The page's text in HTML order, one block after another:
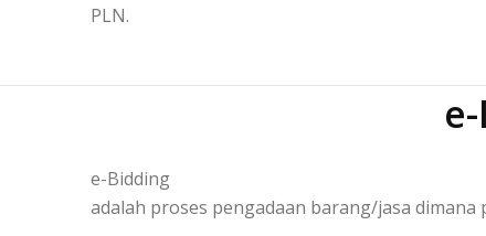
PLN.
e-Bidding
adalah proses pengadaan barang/jasa